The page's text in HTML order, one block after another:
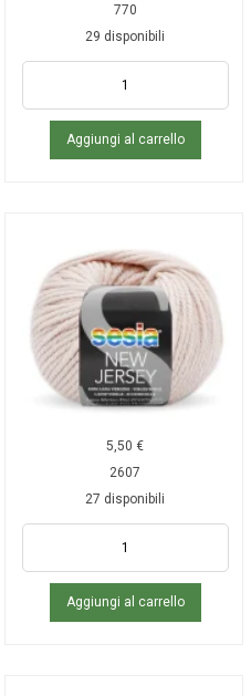
770
29 disponibili
Aggiungi al carrello
5,50€
2607
27 disponibili
Aggiungi al carrello